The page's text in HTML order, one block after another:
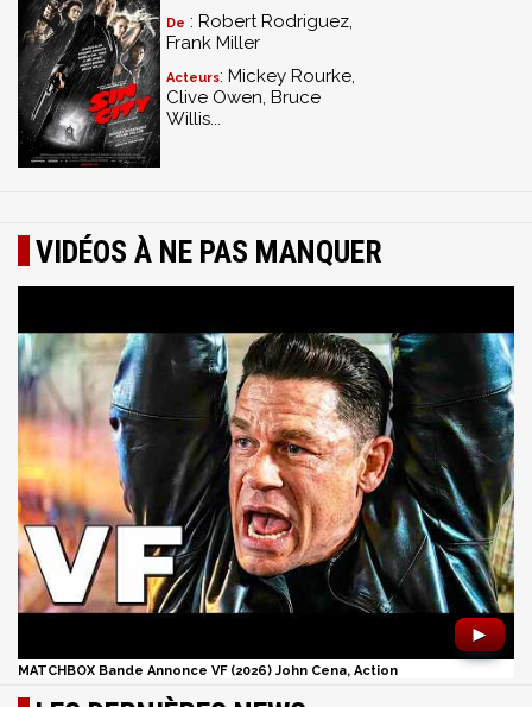
De : Robert Rodriguez,
Frank Miller
Acteurs: Mickey Rourke,
Clive Owen, Bruce
Willis...
VIDÉOS À NE PAS MANQUER
►
MATCHBOX Bande Annonce VF (2026) John Cena, Action